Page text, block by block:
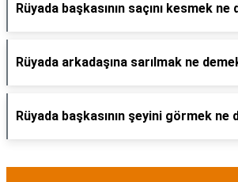
Rüyada başkasının saçını kesmek ne
Rüyada arkadaşına sarılmak ne
Rüyada başkasının şeyini görmek ne